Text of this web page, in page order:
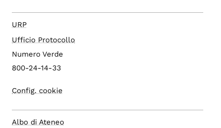
URP
Ufficio Protocollo
Numero Verde
800-24-14-33
Config. cookie
Albo di Ateneo